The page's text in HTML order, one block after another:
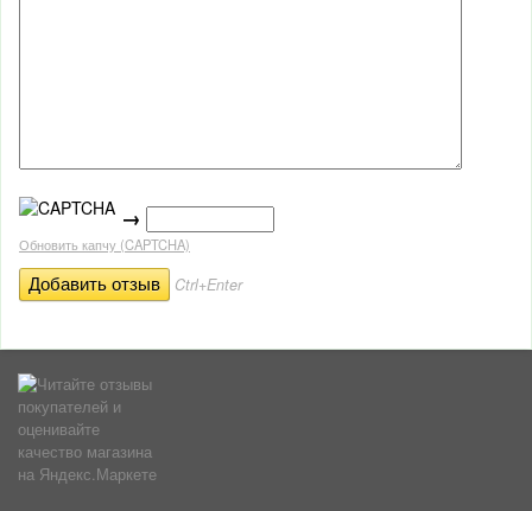
→
Обновить капчу (CAPTCHA)
Ctrl+Enter